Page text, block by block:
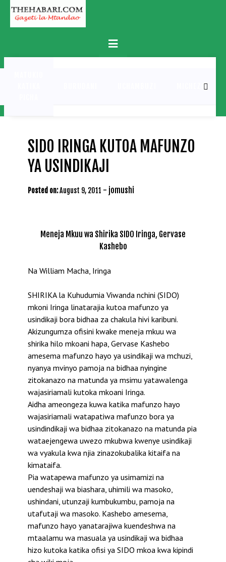
Skip
content
Primary
Menu
MICHEZO
SIDO IRINGA KUTOA MAFUNZO
YA USINDIKAJI
Posted on:August 9, 2011 - jomushi
Meneja Mkuu wa Shirika SIDO Iringa, Gervase
Kashebo
Na William Macha, Iringa
SHIRIKA la Kuhudumia Viwanda nchini (SIDO)
mkoni Iringa linatarajia kutoa mafunzo ya
usindikaji bora bidhaa za chakula hivi karibuni.
Akizungumza ofisini kwake meneja mkuu wa
shirika hilo mkoani hapa, Gervase Kashebo
amesema mafunzo hayo ya usindikaji wa mchuzi,
nyanya mvinyo pamoja na bidhaa nyingine
zitokanazo na matunda ya msimu yatawalenga
wajasiriamali kutoka mkoani Iringa.
Aidha ameongeza kuwa katika mafunzo hayo
wajasiriamali watapatiwa mafunzo bora ya
usindindikaji wa bidhaa zitokanazo na matunda pia
wataejengewa uwezo mkubwa kwenye usindikaji
wa vyakula kwa njia zinazokubalika kitaifa na
kimataifa.
Pia watapewa mafunzo ya usimamizi na
uendeshaji wa biashara, uhimili wa masoko,
ushindani, utunzaji kumbukumbu, pamoja na
utafutaji wa masoko. Kashebo amesema,
mafunzo hayo yanatarajiwa kuendeshwa na
mtaalamu wa masuala ya usindikaji wa bidhaa
hizo kutoka katika ofisi ya SIDO mkoa kwa kipindi